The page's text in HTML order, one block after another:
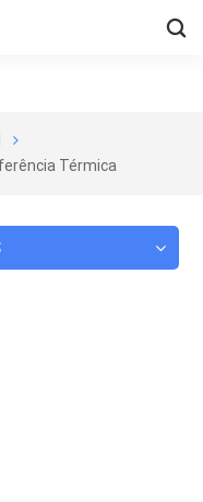
Térmica